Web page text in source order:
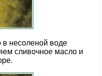
в несоленой воде
сливочное масло и